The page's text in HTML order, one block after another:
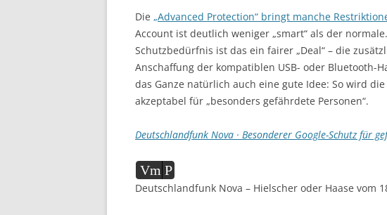
Die „Advanced Protection“ bringt manche
Account ist deutlich weniger „smart“ als der
Schutzbedürfnis ist das ein fairer „Deal“ – die
Anschaffung der kompatiblen USB- oder Bluetooth-
das Ganze natürlich auch eine gute Idee: So wird
akzeptabel für „besonders gefährdete Personen“.
Deutschlandfunk Nova · Besonderer Google-Schutz für
Audio-
Player
Vm P
Deutschlandfunk Nova – Hielscher oder Haase vom